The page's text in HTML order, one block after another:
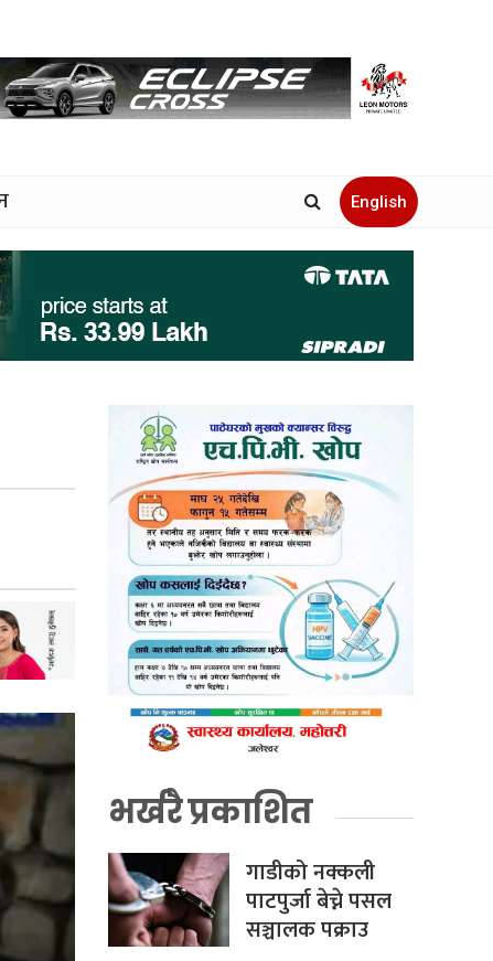
English
भर्खरै प्रकाशित
गाडीको नक्कली
पाटपुर्जा बेच्ने पसल
सञ्चालक पक्राउ